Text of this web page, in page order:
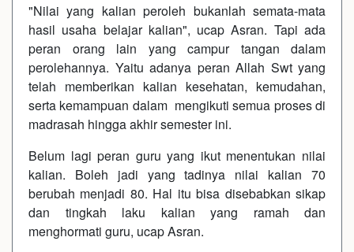
"Nilai yang kalian peroleh bukanlah semata-mata
hasil usaha belajar kalian", ucap Asran. Tapi ada
peran orang lain yang campur tangan dalam
perolehannya. Yaitu adanya peran Allah Swt yang
telah memberikan kalian kesehatan, kemudahan,
serta kemampuan dalam mengikuti semua proses di
madrasah hingga akhir semester ini.
Belum lagi peran guru yang ikut menentukan nilai
kalian. Boleh jadi yang tadinya nilai kalian 70
berubah menjadi 80. Hal itu bisa disebabkan sikap
dan tingkah laku kalian yang ramah dan
menghormati guru, ucap Asran.